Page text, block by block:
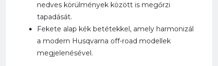
nedves körülmények között is megőrzi
tapadását.
Fekete alap kék betétekkel, amely harmonizál
a modern Husqvarna off-road modellek
megjelenésével.